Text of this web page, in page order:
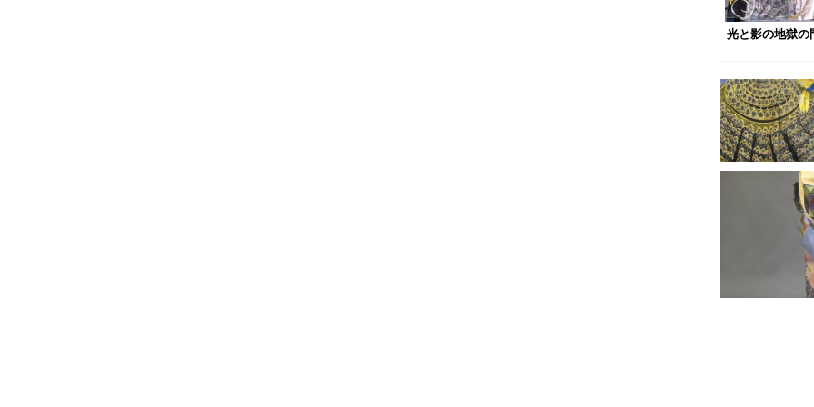
光と影の地獄の